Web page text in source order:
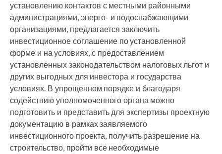
установлению контактов с местными районными
администрациями, энерго- и водоснабжающими
организациями, предлагается заключить
инвестиционное соглашение по установленной
форме и на условиях, с предоставлением
установленных законодательством налоговых льгот и
других выгодных для инвестора и государства
условиях. В упрощенном порядке и благодаря
содействию уполномоченного органа можно
подготовить и представить для экспертизы проектную
документацию в рамках заявляемого
инвестиционного проекта, получить разрешение на
строительство, пройти все необходимые